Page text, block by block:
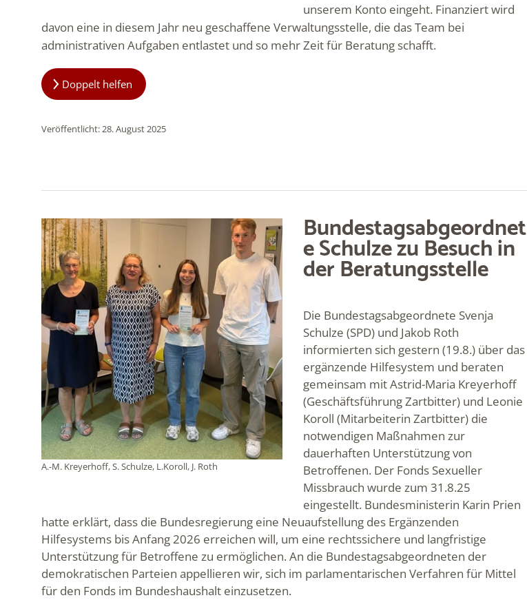
unserem Konto eingeht. Finanziert wird
davon eine in diesem Jahr neu geschaffene Verwaltungsstelle, die das Team bei
administrativen Aufgaben entlastet und so mehr Zeit für Beratung schafft.
Doppelt helfen
Veröffentlicht: 28. August 2025
A.-M. Kreyerhoff, S. Schulze, L.Koroll, J. Roth
Bundestagsabgeordnet
e Schulze zu Besuch in
der Beratungsstelle
Die Bundestagsabgeordnete Svenja
Schulze (SPD) und Jakob Roth
informierten sich gestern (19.8.) über das
ergänzende Hilfesystem und beraten
gemeinsam mit Astrid-Maria Kreyerhoff
(Geschäftsführung Zartbitter) und Leonie
Koroll (Mitarbeiterin Zartbitter) die
notwendigen Maßnahmen zur
dauerhaften Unterstützung von
Betroffenen. Der Fonds Sexueller
Missbrauch wurde zum 31.8.25
eingestellt. Bundesministerin Karin Prien
hatte erklärt, dass die Bundesregierung eine Neuaufstellung des Ergänzenden
Hilfesystems bis Anfang 2026 erreichen will, um eine rechtssichere und langfristige
Unterstützung für Betroffene zu ermöglichen. An die Bundestagsabgeordneten der
demokratischen Parteien appellieren wir, sich im parlamentarischen Verfahren für Mittel
für den Fonds im Bundeshaushalt einzusetzen.